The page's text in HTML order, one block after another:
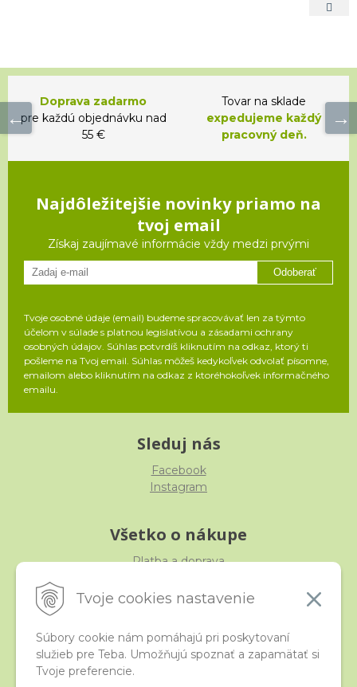
Tvoje cookies nastavenie
Súbory cookie nám pomáhajú pri poskytovaní
služieb pre Teba. Umožňujú spoznať a zapamätať si
Tvoje preferencie.
Doprava zadarmo
pre každú objednávku nad
55 €
Tovar na sklade
expedujeme každý
pracovný deň.
Najdôležitejšie novinky priamo na
tvoj email
Získaj zaujímavé informácie vždy medzi prvými
Odoberať
Tvoje osobné údaje (email) budeme spracovávať len za týmto
účelom v súlade s platnou legislatívou a zásadami ochrany
osobných údajov. Súhlas potvrdíš kliknutím na odkaz, ktorý ti
pošleme na Tvoj email. Súhlas môžeš kedykoľvek odvolať písomne,
emailom alebo kliknutím na odkaz z ktoréhokoľvek informačného
emailu.
Sleduj nás
Facebook
Instagram
Všetko o nákupe
Platba a doprava
Obchodné podmienky
iStraka